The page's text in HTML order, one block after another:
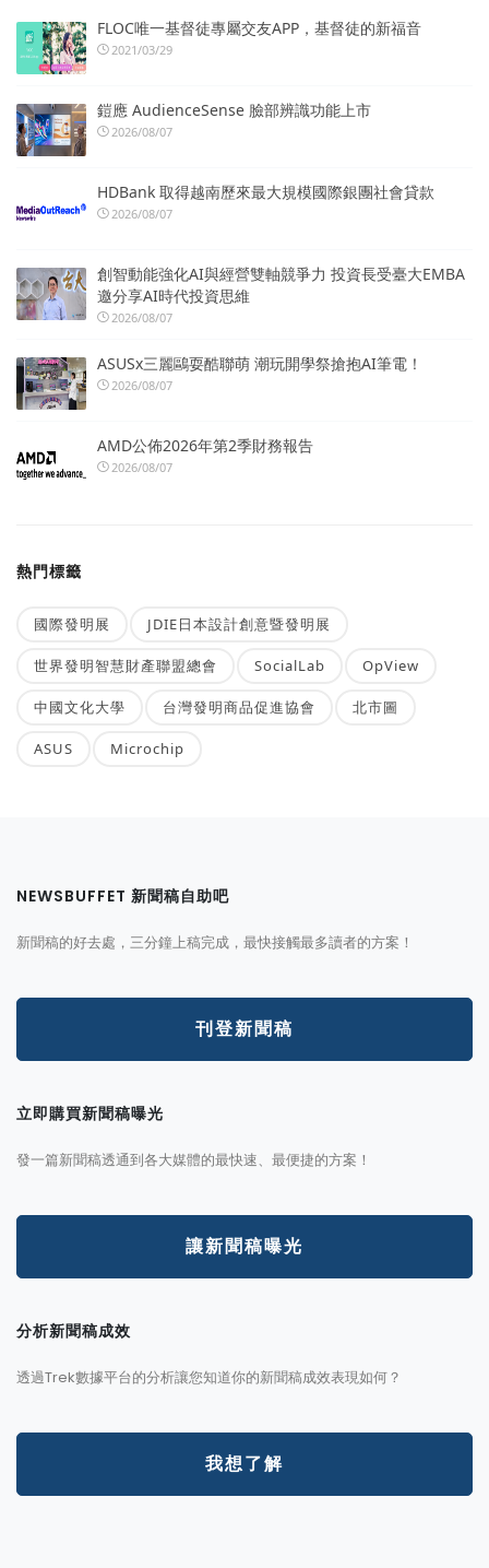
FLOC唯一基督徒專屬交友APP，基督徒的新福音
2021/03/29
鎧應 AudienceSense 臉部辨識功能上市
2026/08/07
HDBank 取得越南歷來最大規模國際銀團社會貸款
2026/08/07
創智動能強化AI與經營雙軸競爭力 投資長受臺大EMBA
邀分享AI時代投資思維
2026/08/07
ASUSx三麗鷗耍酷聯萌 潮玩開學祭搶抱AI筆電！
2026/08/07
AMD公佈2026年第2季財務報告
2026/08/07
熱門標籤
國際發明展 JDIE日本設計創意暨發明展
世界發明智慧財產聯盟總會 SocialLab OpView
中國文化大學 台灣發明商品促進協會 北市圖
ASUS Microchip
NEWSBUFFET 新聞稿自助吧
新聞稿的好去處，三分鐘上稿完成，最快接觸最多讀者的方案！
刊登新聞稿
立即購買新聞稿曝光
發一篇新聞稿透通到各大媒體的最快速、最便捷的方案！
讓新聞稿曝光
分析新聞稿成效
透過Trek數據平台的分析讓您知道你的新聞稿成效表現如何？
我想了解